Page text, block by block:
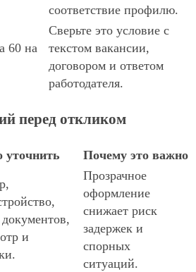
соответствие профилю.
60 на
Сверьте это условие с
текстом вакансии,
договором и ответом
работодателя.
перед откликом
уточнить Почему это важно
и
Прозрачное
оформление
снижает риск
задержек и
спорных
ситуаций.